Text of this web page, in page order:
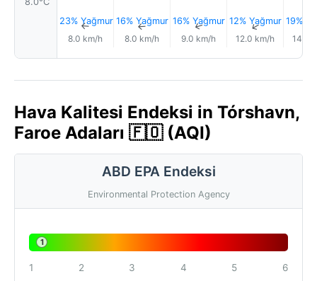
23% Yağmur
↑
8.0 km/h
16% Yağmur
↑
8.0 km/h
16% Yağmur
↑
9.0 km/h
12% Yağmur
↑
12.0 km/h
19%
14.0
Hava Kalitesi Endeksi in Tórshavn,
Faroe Adaları 🇫🇴 (AQI)
ABD EPA Endeksi
Environmental Protection Agency
1
1 2 3 4 5 6